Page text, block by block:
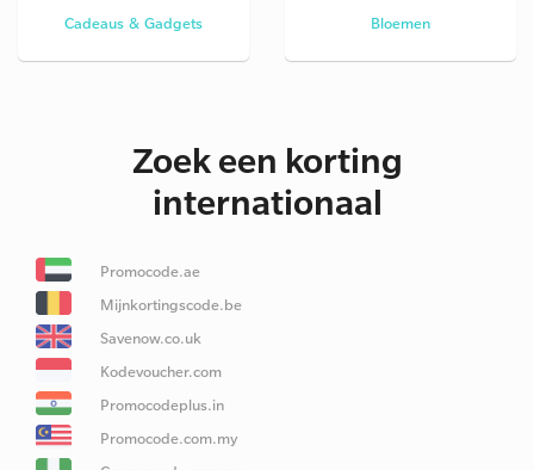
Cadeaus & Gadgets Bloemen
Zoek een korting
internationaal
Promocode.ae
Mijnkortingscode.be
Savenow.co.uk
Kodevoucher.com
Promocodeplus.in
Promocode.com.my